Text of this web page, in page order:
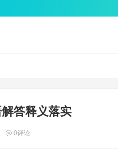
答释义落实
0评论